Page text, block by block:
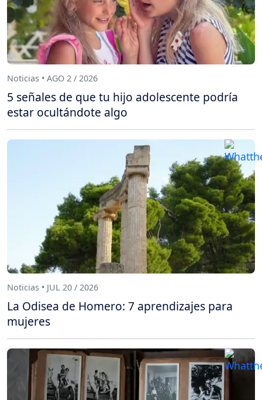
Noticias • AGO 2 / 2026
5 señales de que tu hijo adolescente podría
estar ocultándote algo
Noticias • JUL 20 / 2026
La Odisea de Homero: 7 aprendizajes para
mujeres